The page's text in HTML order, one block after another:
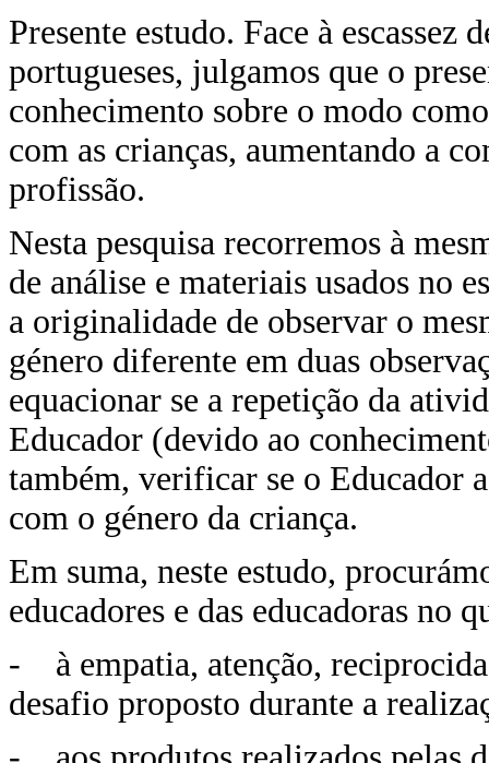
Presente estudo. Face à escassez
portugueses, julgamos que o
conhecimento sobre o modo
com as crianças, aumentando a
profissão.
Nesta pesquisa recorremos à
de análise e materiais usados no
a originalidade de observar o
género diferente em duas
equacionar se a repetição da
Educador (devido ao
também, verificar se o Educador
com o género da criança.
Em suma, neste estudo,
educadores e das educadoras no
- à empatia, atenção,
desafio proposto durante a